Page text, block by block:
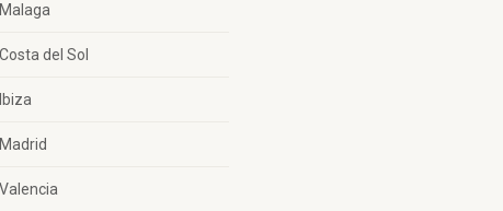
Malaga
Costa del Sol
Ibiza
Madrid
Valencia